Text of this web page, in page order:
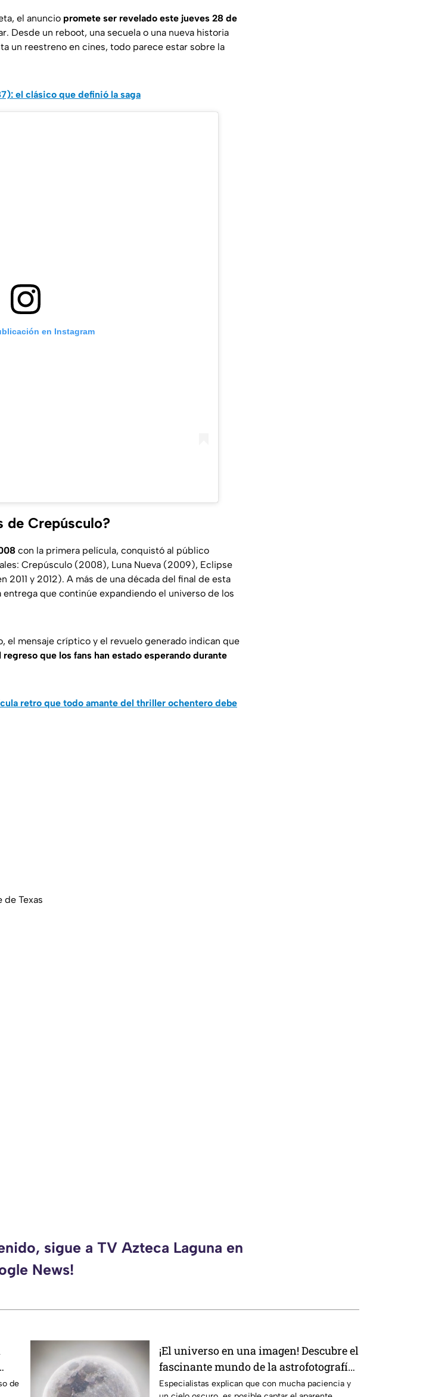
el anuncio promete ser revelado este jueves 28 de
Desde un reboot, una secuela o una nueva historia
un reestreno en cines, todo parece estar sobre la
el clásico que definió la saga
en Instagram
de Crepúsculo?
con la primera película, conquistó al público
Crepúsculo (2008), Luna Nueva (2009), Eclipse
y 2012). A más de una década del final de esta
que continúe expandiendo el universo de los
el mensaje críptico y el revuelo generado indican que
regreso que los fans han estado esperando durante
retro que todo amante del thriller ochentero debe
de Texas
sigue a TV Azteca Laguna en
News!
de
¡El universo en una imagen! Descubre el
fascinante mundo de la astrofotografía
en La Laguna
Especialistas explican que con mucha paciencia y